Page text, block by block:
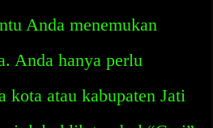
Anda menemukan
Anda hanya perlu
kota atau kabupaten Jati